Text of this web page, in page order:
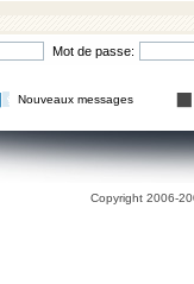
Mot de passe:
Nouveaux messages
Copyright 2006-